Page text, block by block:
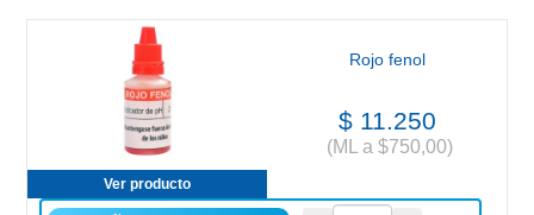
Ver producto
Rojo fenol
$ 11.250
(ML a $750,00)